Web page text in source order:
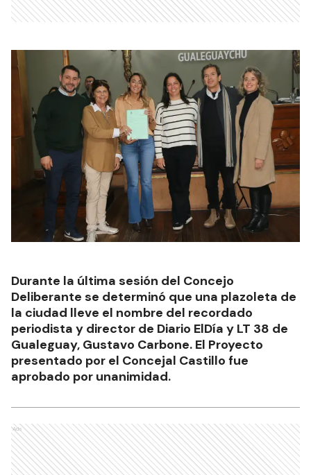
Durante la última sesión del Concejo
Deliberante se determinó que una plazoleta de
la ciudad lleve el nombre del recordado
periodista y director de Diario ElDía y LT 38 de
Gualeguay, Gustavo Carbone. El Proyecto
presentado por el Concejal Castillo fue
aprobado por unanimidad.
Ads